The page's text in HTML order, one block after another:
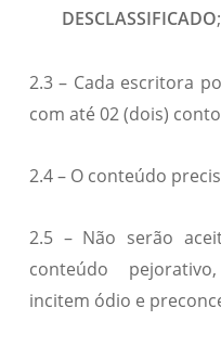
DESCLASSIFICADO;
2.3 – Cada escritora
com até 02 (dois)
2.4 – O conteúdo
2.5 – Não serão
conteúdo
incitem ódio e